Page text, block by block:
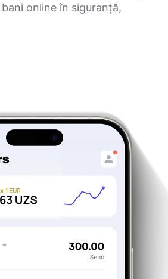
online în siguranță,